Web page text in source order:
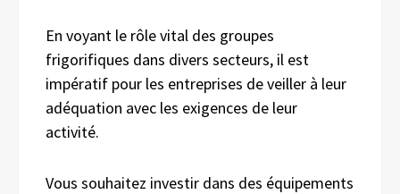
En voyant le rôle vital des groupes
frigorifiques dans divers secteurs, il est
impératif pour les entreprises de veiller à leur
adéquation avec les exigences de leur
activité.
Vous souhaitez investir dans des équipements